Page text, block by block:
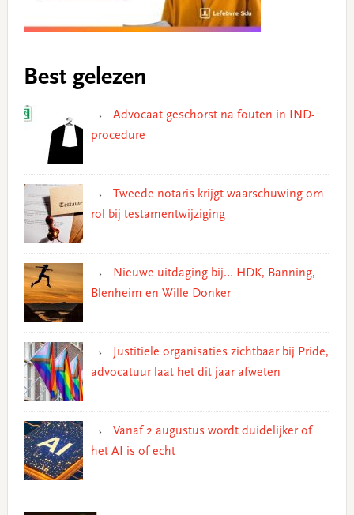
Best gelezen
Advocaat geschorst na fouten in IND-
procedure
Tweede notaris krijgt waarschuwing om
rol bij testamentwijziging
Nieuwe uitdaging bij… HDK, Banning,
Blenheim en Wille Donker
Justitiële organisaties zichtbaar bij Pride,
advocatuur laat het dit jaar afweten
Vanaf 2 augustus wordt duidelijker of
het AI is of echt